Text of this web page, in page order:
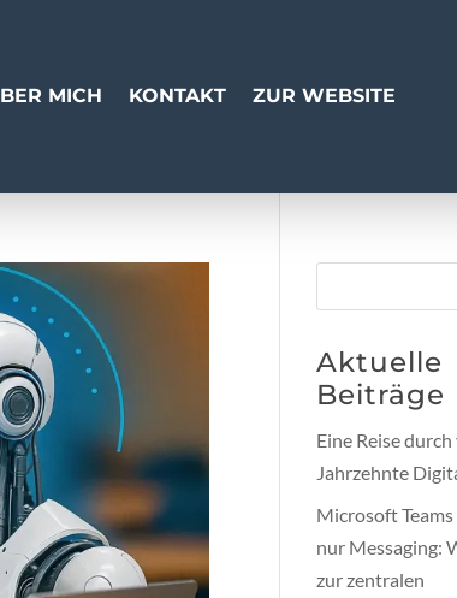
MICH KONTAKT ZUR WEBSITE
Aktuelle
Beiträge
Eine Reise
Jahrzehnte
Microsoft
nur Messaging:
zur zentralen